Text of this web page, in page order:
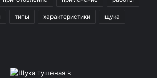
типы характеристики щука